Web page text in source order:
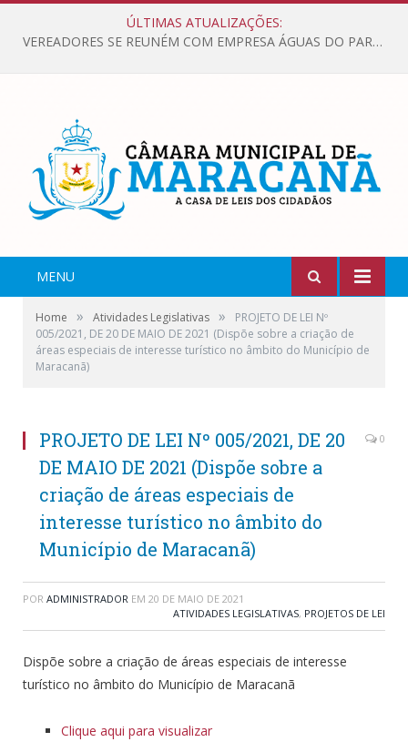
ÚLTIMAS ATUALIZAÇÕES:
VEREADORES SE REUNÉM COM EMPRESA ÁGUAS DO PARÁ, PARA APRESENTAR REIVINDICAÇÕES E MELHORIAS NA QUALIDADE DOS SERVIÇOS OFERECIDOS Á POPULAÇÃO.
MENU
Home » Atividades Legislativas »
PROJETO DE LEI Nº
005/2021, DE 20 DE MAIO DE 2021 (Dispõe sobre a criação de
áreas especiais de interesse turístico no âmbito do Município de
Maracanã)
PROJETO DE LEI Nº 005/2021, DE 20
DE MAIO DE 2021 (Dispõe sobre a
criação de áreas especiais de
interesse turístico no âmbito do
Município de Maracanã)
0
POR ADMINISTRADOR EM 20 DE MAIO DE 2021
ATIVIDADES LEGISLATIVAS, PROJETOS DE LEI
Dispõe sobre a criação de áreas especiais de interesse
turístico no âmbito do Município de Maracanã
Clique aqui para visualizar